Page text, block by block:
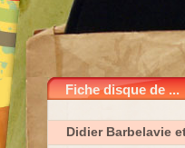
Fiche disque de ...
Didier Barbelavie